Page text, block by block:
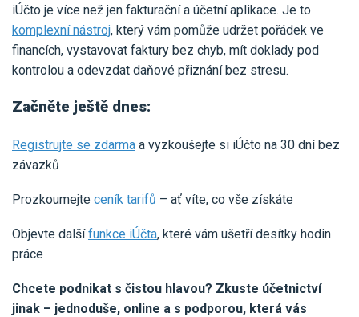
iÚčto je více než jen fakturační a účetní aplikace. Je to
komplexní nástroj, který vám pomůže udržet pořádek ve
financích, vystavovat faktury bez chyb, mít doklady pod
kontrolou a odevzdat daňové přiznání bez stresu.
Začněte ještě dnes:
Registrujte se zdarma a vyzkoušejte si iÚčto na 30 dní bez
závazků
Prozkoumejte ceník tarifů – ať víte, co vše získáte
Objevte dalšífunkce iÚčta, které vám ušetří desítky hodin
práce
Chcete podnikat s čistou hlavou? Zkuste účetnictví
jinak – jednoduše, online a s podporou, která vás